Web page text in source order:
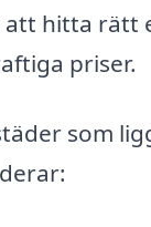
att hitta rätt
priser.
som